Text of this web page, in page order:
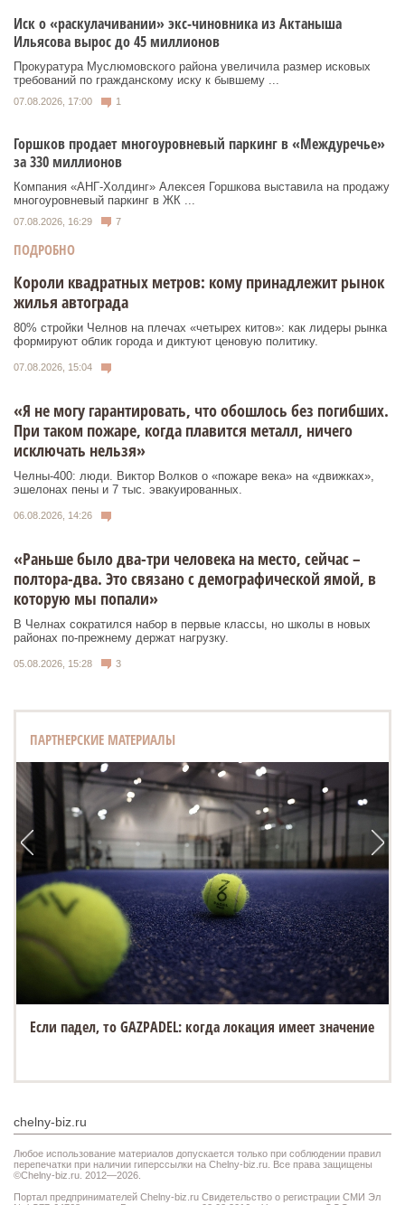
Иск о «раскулачивании» экс-чиновника из Актаныша
Ильясова вырос до 45 миллионов
Прокуратура Муслюмовского района увеличила размер исковых
требований по гражданскому иску к бывшему ...
07.08.2026, 17:00 1
Горшков продает многоуровневый паркинг в «Междуречье»
за 330 миллионов
Компания «АНГ-Холдинг» Алексея Горшкова выставила на продажу
многоуровневый паркинг в ЖК ...
07.08.2026, 16:29 7
ПОДРОБНО
Короли квадратных метров: кому принадлежит рынок
жилья автограда
80% стройки Челнов на плечах «четырех китов»: как лидеры рынка
формируют облик города и диктуют ценовую политику.
07.08.2026, 15:04
«Я не могу гарантировать, что обошлось без погибших.
При таком пожаре, когда плавится металл, ничего
исключать нельзя»
Челны-400: люди. Виктор Волков о «пожаре века» на «движках»,
эшелонах пены и 7 тыс. эвакуированных.
06.08.2026, 14:26
«Раньше было два-три человека на место, сейчас –
полтора-два. Это связано с демографической ямой, в
которую мы попали»
В Челнах сократился набор в первые классы, но школы в новых
районах по-прежнему держат нагрузку.
05.08.2026, 15:28 3
ПАРТНЕРСКИЕ МАТЕРИАЛЫ
«Белый город» открывает новую площадку на Спасской
chelny-biz.ru
Любое использование материалов допускается только при соблюдении правил
перепечатки при наличии гиперссылки на Chelny-biz.ru. Все права защищены
©Chelny-biz.ru. 2012—2026.
Портал предпринимателей Chelny-biz.ru Свидетельство о регистрации СМИ Эл